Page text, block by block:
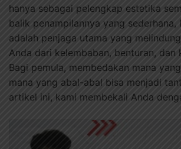
hanya sebagai pelengkap estetika
balik penampilannya yang sederhana,
adalah penjaga utama yang
Anda dari kelembaban, benturan, dan
Bagi pemula, membedakan mana
mana yang abal-abal bisa menjadi
artikel ini, kami membekali Anda